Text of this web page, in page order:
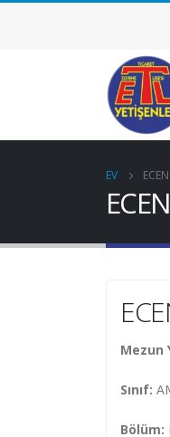
EV
Mezun
Sınıf:
Bölüm: